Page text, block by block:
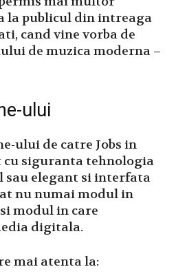
la publicul din intreaga
cand vine vorba de
de muzica moderna –
ului
ului de catre Jobs in
cu siguranta tehnologia
sau elegant si interfata
nu numai modul in
modul in care
digitala.
mai atenta la: